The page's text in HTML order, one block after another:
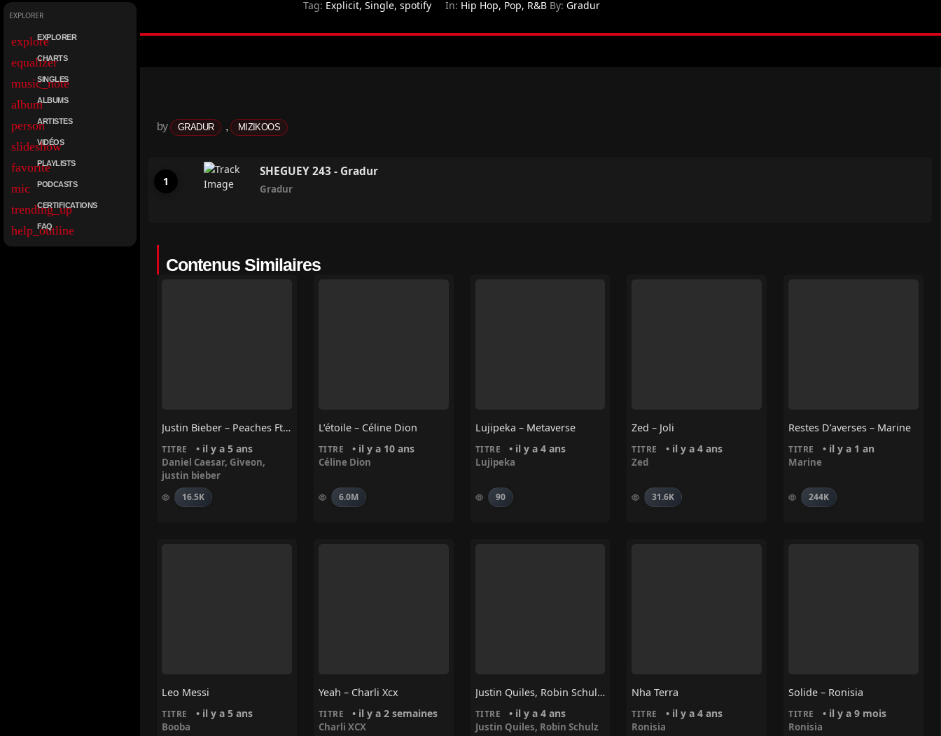
EXPLORER
exploreEXPLORER
equalizer
CHARTS
music_note
SINGLES
albumALBUMS
personARTISTES
slideshow
VIDÉOS
favoritePLAYLISTS
mic PODCASTS
trending_up
CERTIFICATIONS
help_outline
FAQ
Tag: Explicit, Single, spotify In: Hip Hop, Pop, R&B By: Gradur
by GRADUR , MIZIKOOS
SHEGUEY 243 - Gradur
Gradur
Contenus Similaires
Justin Bieber – Peaches Ft. Daniel Caesar, Giveon
TITRE • il y a 5 ans
Daniel Caesar, Giveon,
justin bieber
16.5K
L’étoile – Céline Dion
TITRE • il y a 10 ans
Céline Dion
6.0M
Lujipeka – Metaverse
TITRE • il y a 4 ans
Lujipeka
90
Zed – Joli
TITRE • il y a 4 ans
Zed
31.6K
Restes D’averses – Marine
TITRE • il y a 1 an
Marine
244K
Leo Messi
TITRE • il y a 5 ans
Booba
Yeah – Charli Xcx
TITRE • il y a 2 semaines
Charli XCX
Justin Quiles, Robin Schulz – AEIOU
TITRE • il y a 4 ans
Justin Quiles, Robin Schulz
Nha Terra
TITRE • il y a 4 ans
Ronisia
Solide – Ronisia
TITRE • il y a 9 mois
Ronisia